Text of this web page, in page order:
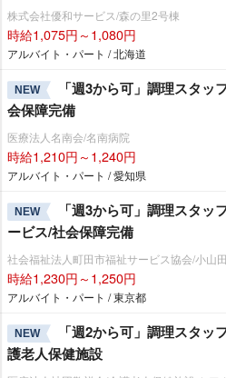
株式会社優和サービス/森の里2号棟
時給1,075円～1,080円
アルバイト・パート / 北海道
NEW
「週3から可」調理スタ
会保障完備
医療法人名南会/名南病院
時給1,210円～1,240円
アルバイト・パート / 愛知県
NEW
「週3から可」調理スタ
ービス/社会保障完備
社会福祉法人町田市福祉サービス協会/小山
時給1,230円～1,250円
アルバイト・パート / 東京都
NEW
「週2から可」調理スタ
護老人保健施設